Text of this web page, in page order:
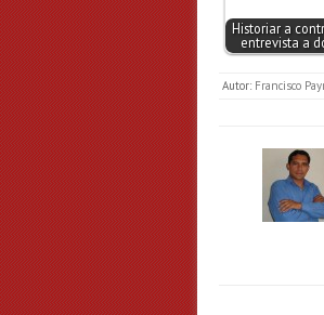
Historiar a
entrevista a
Autor: Francisco